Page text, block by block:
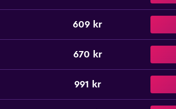
609 kr
670 kr
991 kr